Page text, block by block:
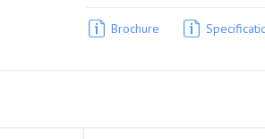
технологией Sennheiser
Brochure